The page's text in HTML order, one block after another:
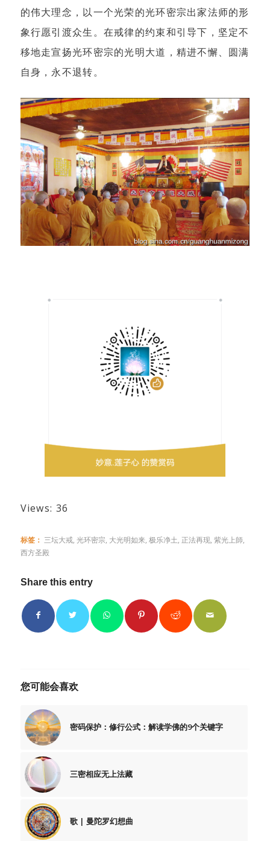
的伟大理念，以一个光荣的光环密宗出家法师的形
象行愿引渡众生。在戒律的约束和引导下，坚定不
移地走宣扬光环密宗的光明大道，精进不懈、圆满
自身，永不退转。
Views: 36
标签： 三坛大戒, 光环密宗 大光明如来, 极乐净土 正法再现, 紫光上師
西方圣殿
Share this entry
您可能会喜欢
密码保护：修行公式：解读学佛的9个关键字
三密相应无上法藏
歌 | 曼陀罗幻想曲